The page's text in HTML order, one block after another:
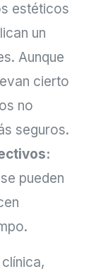
estéticos
un
Aunque
cierto
no
seguros.
pueden